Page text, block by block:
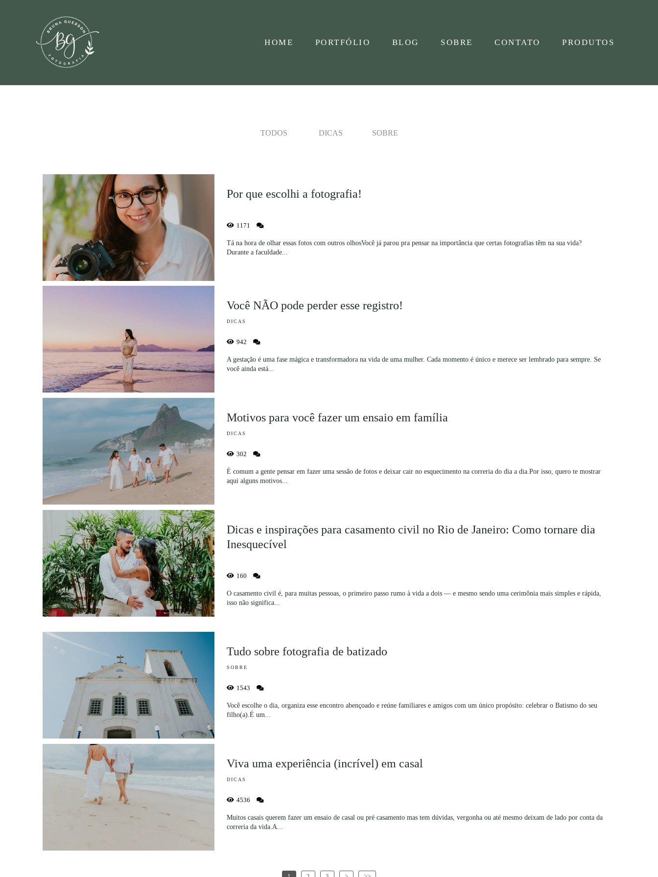
HOME PORTFÓLIO BLOG SOBRE CONTATO PRODUTOS
TODOS DICAS SOBRE
Por que escolhi a fotografia!
1171
Tá na hora de olhar essas fotos com outros olhosVocê já parou pra pensar na importância que certas fotografias têm na sua vida?
Durante a faculdade...
Você NÃO pode perder esse registro!
DICAS
942
A gestação é uma fase mágica e transformadora na vida de uma mulher. Cada momento é único e merece ser lembrado para sempre. Se
você ainda está...
Motivos para você fazer um ensaio em família
DICAS
302
É comum a gente pensar em fazer uma sessão de fotos e deixar cair no esquecimento na correria do dia a dia.Por isso, quero te mostrar
aqui alguns motivos...
Dicas e inspirações para casamento civil no Rio de Janeiro: Como tornare dia
Inesquecível
160
O casamento civil é, para muitas pessoas, o primeiro passo rumo à vida a dois — e mesmo sendo uma cerimônia mais simples e rápida,
isso não significa...
Tudo sobre fotografia de batizado
SOBRE
1543
Você escolhe o dia, organiza esse encontro abençoado e reúne familiares e amigos com um único propósito: celebrar o Batismo do seu
filho(a).É um...
Viva uma experiência (incrível) em casal
DICAS
4536
Muitos casais querem fazer um ensaio de casal ou pré casamento mas tem dúvidas, vergonha ou até mesmo deixam de lado por conta da
correria da vida.A...